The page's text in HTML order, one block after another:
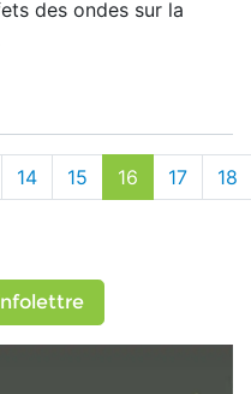
des ondes sur la
14 15 16 17 18